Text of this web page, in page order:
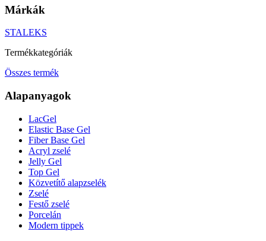
Márkák
STALEKS
Termékkategóriák
Összes termék
Alapanyagok
LacGel
Elastic Base Gel
Fiber Base Gel
Acryl zselé
Jelly Gel
Top Gel
Közvetítő alapzselék
Zselé
Festő zselé
Porcelán
Modern tippek